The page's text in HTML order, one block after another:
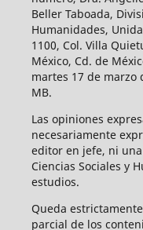
Beller Taboada,
Humanidades,
1100, Col. Villa
México, Cd. de
martes 17 de marzo
MB.
Las opiniones
necesariamente
editor en jefe, ni
Ciencias Sociales y
estudios.
Queda
parcial de los